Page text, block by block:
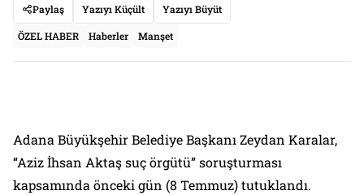
Paylaş
Yazıyı Küçült Yazıyı Büyüt
ÖZEL HABER Haberler Manşet
Adana Büyükşehir Belediye Başkanı Zeydan Karalar,
“Aziz İhsan Aktaş suç örgütü” soruşturması
kapsamında önceki gün (8 Temmuz) tutuklandı.